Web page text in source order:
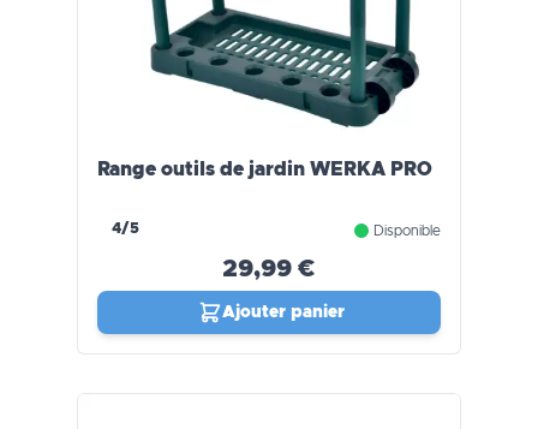
Range outils de jardin WERKA PRO
4/5 Disponible
29,99 €
Ajouter panier